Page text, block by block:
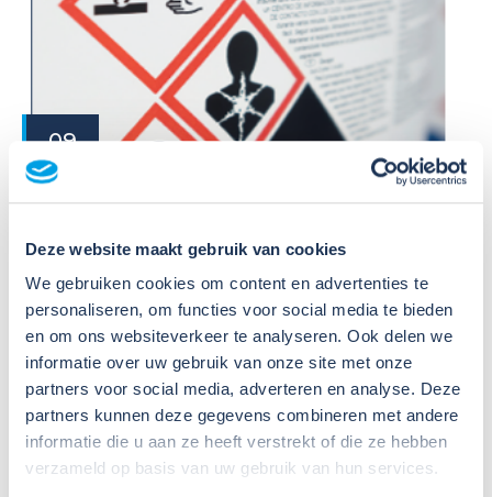
Deze website maakt gebruik van cookies
We gebruiken cookies om content en advertenties te
personaliseren, om functies voor social media te bieden
en om ons websiteverkeer te analyseren. Ook delen we
informatie over uw gebruik van onze site met onze
partners voor social media, adverteren en analyse. Deze
partners kunnen deze gegevens combineren met andere
informatie die u aan ze heeft verstrekt of die ze hebben
verzameld op basis van uw gebruik van hun services.
09
Jul
2026
veilig te werken met gevaarlijke
stoffen?
Veel organisaties hebben
Veiligheidsinformatiebladen (VIB's) of mini-VIB's
beschikbaar voor de gevaarlijke stoffen waarmee zij
werken. Dat is een belangrijke eerste stap, maar
daarmee voldoe je nog niet aan de verplichtingen
u...